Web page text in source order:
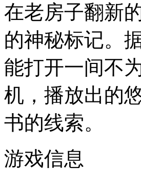
在老房子翻新
的神秘标记。
能打开一间不
机，播放出的
书的线索。
游戏信息